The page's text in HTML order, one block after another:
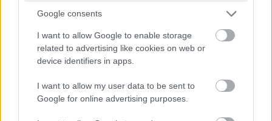
Google consents
I want to allow Google to enable storage
related to advertising like cookies on web or
device identifiers in apps.
I want to allow my user data to be sent to
Google for online advertising purposes.
Skype-beszélgetés jár minden Office 365 előfizetés
mellé. Personal előfizetés esetén az előnyök egy
felhasználóra vonatkoznak. Otthoni verzió esetén
viszont az előnyök megoszthatók, így 5 ember élvezheti
előnyeit. Fontos, hogy az előnyök nem osztódnak a
személyek között, hanem többszöröződnek, azaz egy